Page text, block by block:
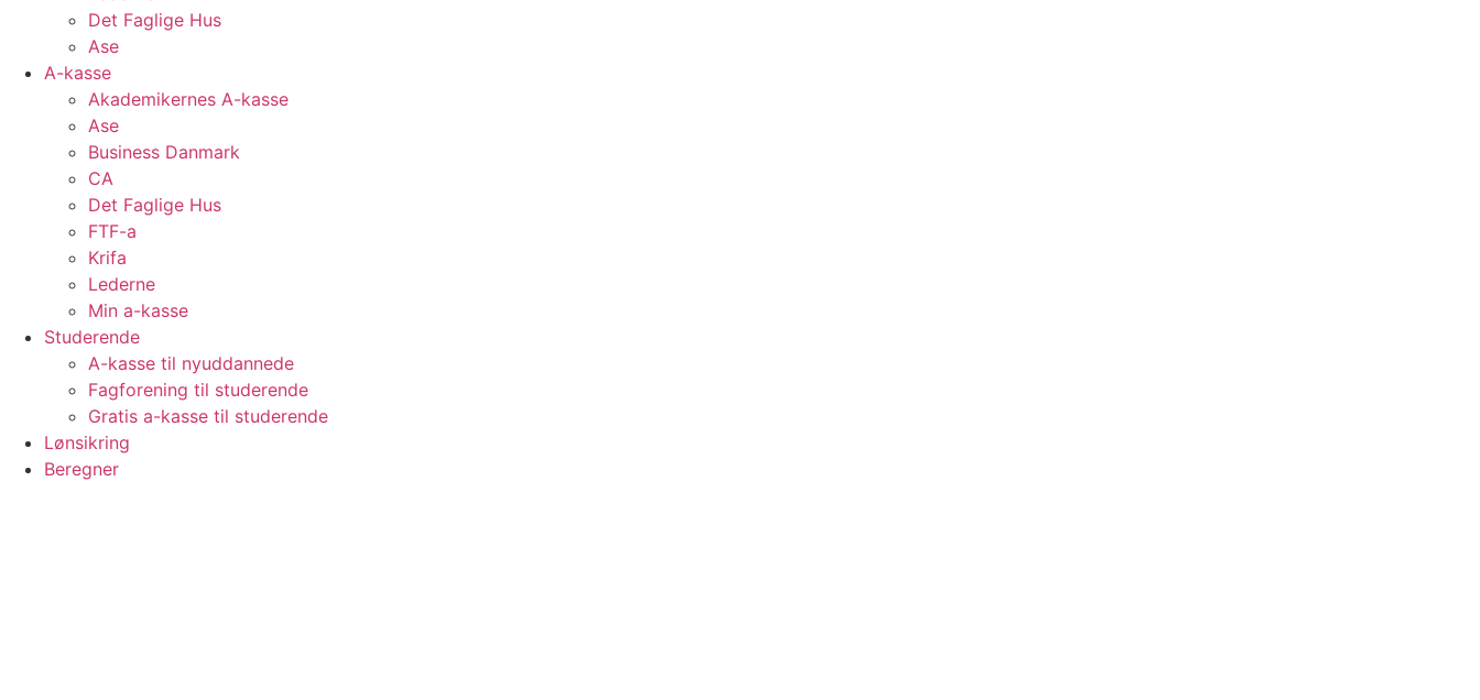
Det Faglige Hus
Ase
A-kasse
Akademikernes A-kasse
Ase
Business Danmark
CA
Det Faglige Hus
FTF-a
Krifa
Lederne
Min a-kasse
Studerende
A-kasse til nyuddannede
Fagforening til studerende
Gratis a-kasse til studerende
Lønsikring
Beregner